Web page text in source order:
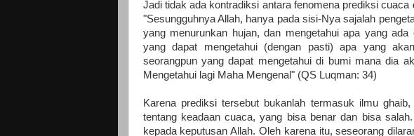
Jadi tidak ada kontradiksi antara fenomena prediksi
"Sesungguhnya Allah, hanya pada sisi-Nya sajalah
yang menurunkan hujan, dan mengetahui apa yang
yang dapat mengetahui (dengan pasti) apa yang
seorangpun yang dapat mengetahui di bumi mana dia
Mengetahui lagi Maha Mengenal" (QS Luqman: 34)
Karena prediksi tersebut bukanlah termasuk ilmu
tentang keadaan cuaca, yang bisa benar dan bisa
kepada keputusan Allah. Oleh karena itu, seseorang